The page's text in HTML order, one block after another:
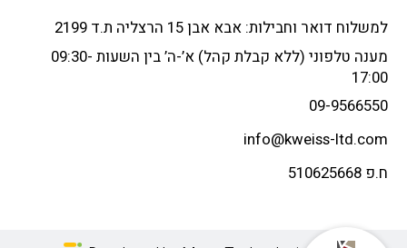
למשלוח דואר וחבילות: אבא אבן 15 הרצליה ת.ד 2199
מענה טלפוני (ללא קבלת קהל) א’-ה’ בין השעות 09:30-
17:00
09-9566550
info@kweiss-ltd.com
ח.פ 510625668